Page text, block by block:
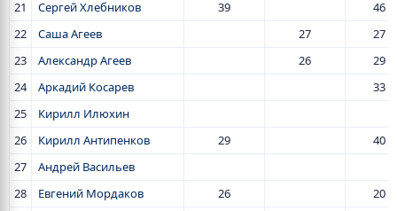
21
Сергей Хлебников 39
46
22
Саша Агеев 27
27
23
Александр Агеев 26
29
24
Аркадий Косарев
33
25
Кирилл Илюхин
26
Кирилл Антипенков 29
40
27
Андрей Васильев
28
Евгений Мордаков 26
20